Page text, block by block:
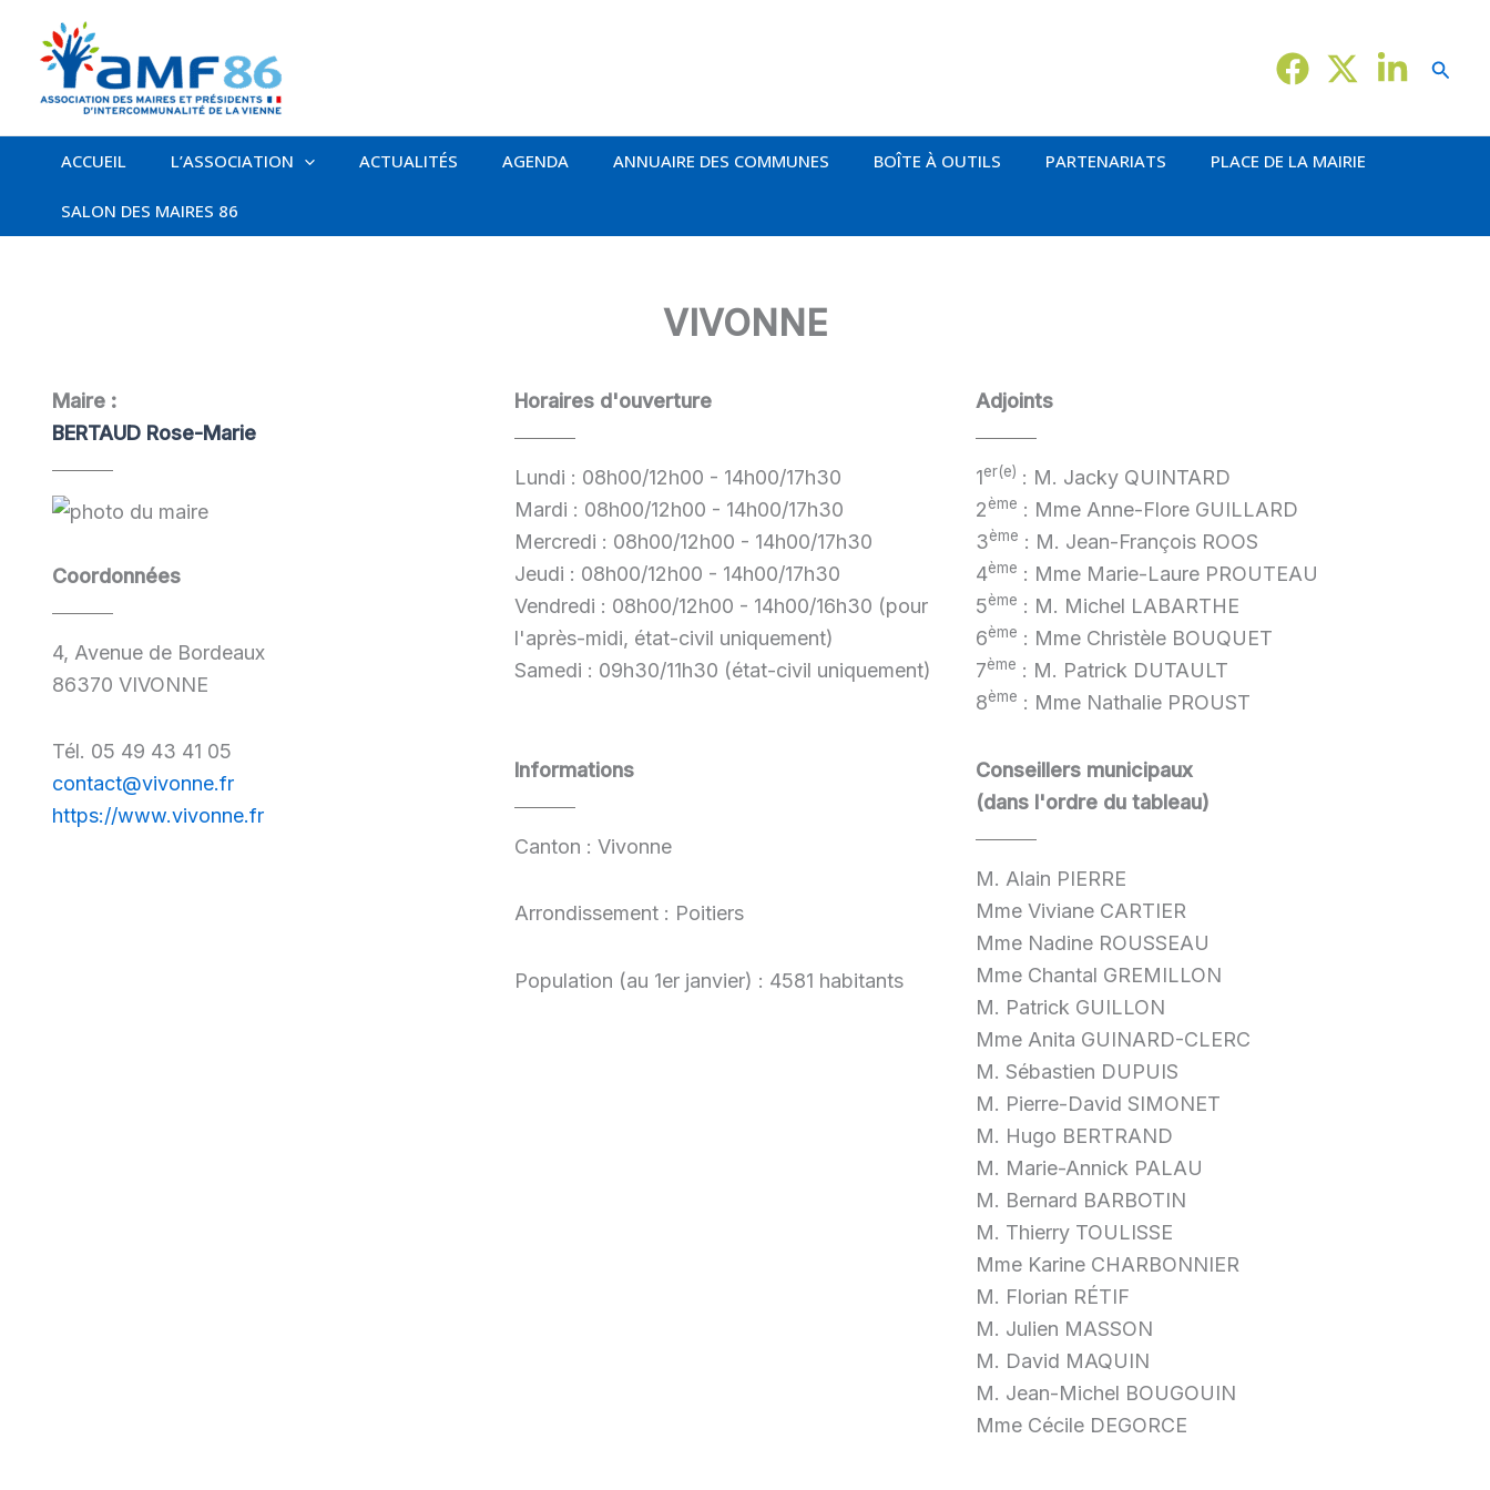
contenu
ACCUEIL L’ASSOCIATION ACTUALITÉS AGENDA ANNUAIRE DES COMMUNES BOÎTE À OUTILS PARTENARIATS PLACE DE LA MAIRIE
SALON DES MAIRES 86
VIVONNE
Maire :
BERTAUD Rose-Marie
Coordonnées
4, Avenue de Bordeaux
86370 VIVONNE
Tél. 05 49 43 41 05
contact@vivonne.fr
https://www.vivonne.fr
Horaires d'ouverture
Lundi : 08h00/12h00 - 14h00/17h30
Mardi : 08h00/12h00 - 14h00/17h30
Mercredi : 08h00/12h00 - 14h00/17h30
Jeudi : 08h00/12h00 - 14h00/17h30
Vendredi : 08h00/12h00 - 14h00/16h30 (pour
l'après-midi, état-civil uniquement)
Samedi : 09h30/11h30 (état-civil uniquement)
Informations
Canton : Vivonne
Arrondissement : Poitiers
Population (au 1er janvier) : 4581 habitants
Adjoints
1er(e) : M. Jacky QUINTARD
2ème : Mme Anne-Flore GUILLARD
3ème : M. Jean-François ROOS
4ème : Mme Marie-Laure PROUTEAU
5ème : M. Michel LABARTHE
6ème : Mme Christèle BOUQUET
7ème : M. Patrick DUTAULT
8ème : Mme Nathalie PROUST
Conseillers municipaux
(dans l'ordre du tableau)
M. Alain PIERRE
Mme Viviane CARTIER
Mme Nadine ROUSSEAU
Mme Chantal GREMILLON
M. Patrick GUILLON
Mme Anita GUINARD-CLERC
M. Sébastien DUPUIS
M. Pierre-David SIMONET
M. Hugo BERTRAND
M. Marie-Annick PALAU
M. Bernard BARBOTIN
M. Thierry TOULISSE
Mme Karine CHARBONNIER
M. Florian RÉTIF
M. Julien MASSON
M. David MAQUIN
M. Jean-Michel BOUGOUIN
Mme Cécile DEGORCE